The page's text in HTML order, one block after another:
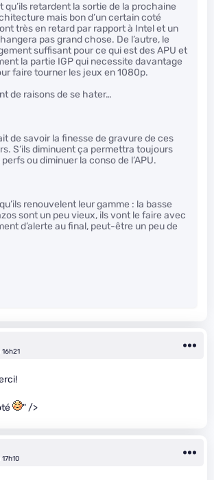
qu’ils retardent la sortie de la prochaine
mais bon d’un certain coté
très en retard par rapport à Intel et un
pas grand chose. De l’autre, le
suffisant pour ce qui est des APU et
la partie IGP qui necessite davantage
faire tourner les jeux en 1080p.
de raisons de se hater…
de savoir la finesse de gravure de ces
S’ils diminuent ça permettra toujours
ou diminuer la conso de l’APU.
renouvelent leur gamme : la basse
sont un peu vieux, ils vont le faire avec
d’alerte au final, peut-être un peu de
" />